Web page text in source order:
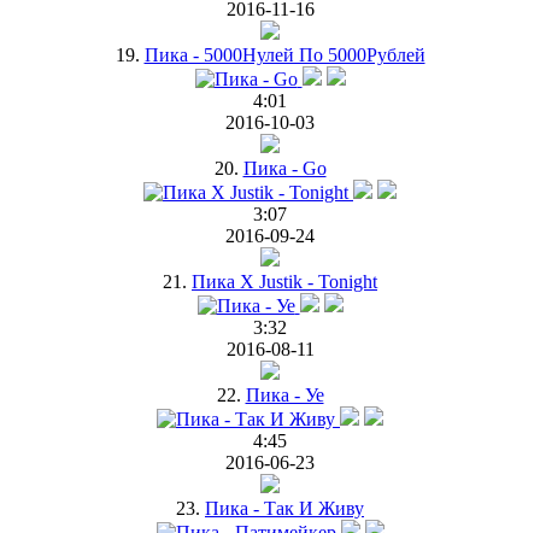
2016-11-16
19. Пика - 5000Нулей По 5000Рублей
4:01
2016-10-03
20. Пика - Go
3:07
2016-09-24
21. Пика X Justik - Tonight
3:32
2016-08-11
22. Пика - Уе
4:45
2016-06-23
23. Пика - Так И Живу